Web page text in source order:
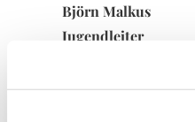
Björn Malkus
Jugendleiter
42277 Wuppertal